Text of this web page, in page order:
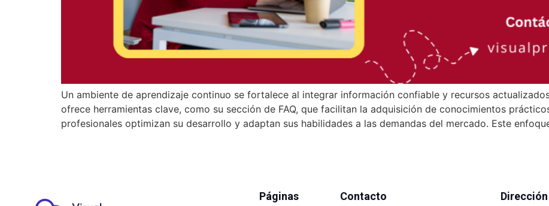
Un ambiente de aprendizaje continuo se fortalece al integrar información confiable y recursos
ofrece herramientas clave, como su sección de FAQ, que facilitan la adquisición de conocimientos
profesionales optimizan su desarrollo y adaptan sus habilidades a las demandas del mercado. Este
Páginas Contacto Dirección